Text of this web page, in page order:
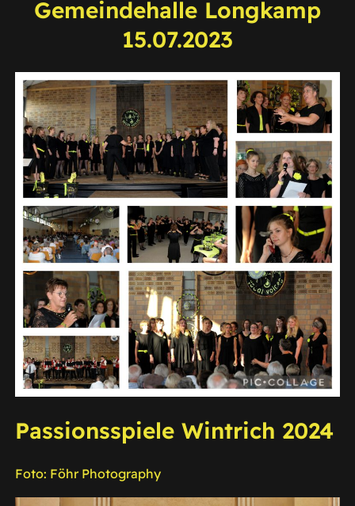
Gemeindehalle Longkamp
15.07.2023
Passionsspiele Wintrich 2024
Foto: Föhr Photography